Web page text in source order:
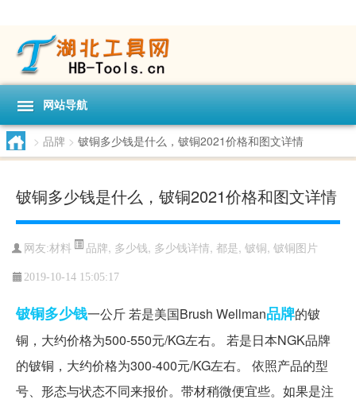
网站导航
> 品牌 > 铍铜多少钱是什么，铍铜2021价格和图文详情
铍铜多少钱是什么，铍铜2021价格和图文详情
网友:材料 品牌, 多少钱, 多少钱详情, 都是, 铍铜, 铍铜图片
2019-10-14 15:05:17
铍铜多少钱一公斤 若是美国Brush Wellman品牌的铍
铜，大约价格为500-550元/KG左右。 若是日本NGK品牌
的铍铜，大约价格为300-400元/KG左右。 依照产品的型
号、形态与状态不同来报价。带材稍微便宜些。如果是注